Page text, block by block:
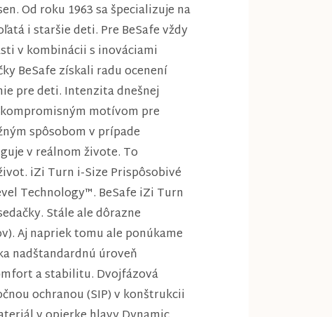
Od roku 1963 sa špecializuje na
i staršie deti. Pre BeSafe vždy
v kombinácii s inováciami
BeSafe získali radu ocenení
pre deti. Intenzita dnešnej
motívom pre
spôsobom v prípade
v reálnom živote. To
iZi Turn i-Size Prispôsobivé
Technology™. BeSafe iZi Turn
Stále ale dôrazne
Aj napriek tomu ale ponúkame
nadštandardnú úroveň
a stabilitu. Dvojfázová
ochranou (SIP) v konštrukcii